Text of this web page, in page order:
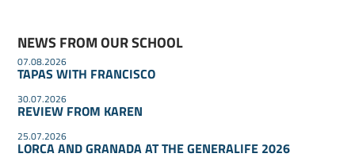
NEWS FROM OUR SCHOOL
07.08.2026
TAPAS WITH FRANCISCO
30.07.2026
REVIEW FROM KAREN
25.07.2026
LORCA AND GRANADA AT THE GENERALIFE 2026